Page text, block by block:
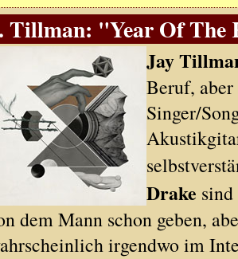
Tillman: "Year Of The
Jay
Beruf,
Singer/
Drake
dem Mann schon geben,
irgendwo im